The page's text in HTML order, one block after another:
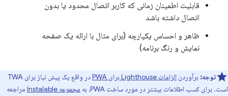
قابلیت اطمینان زمانی که کاربر اتصال محدود یا بدون
اتصال داشته باشد
ظاهر و احساس یکپارچه (برای مثال با ارائه یک صفحه
نمایش و رنگ برنامه)
توجه: برآوردن الزامات Lighthouse برای PWA
در واقع یک پیش نیاز برای TWA
است. برای کسب اطلاعات بیشتر در مورد ساخت PWA، به
مجموعه Instalable
مراجعه